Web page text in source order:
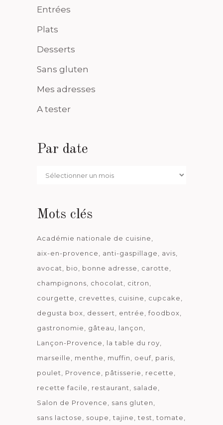
Entrées
Plats
Desserts
Sans gluten
Mes adresses
A tester
Par date
Par
Mots clés
Académie nationale de cuisine
aix-en-provence
anti-gaspillage
avis
avocat
bio bonne adresse
carotte
champignons
chocolat
citron
courgette
crevettes cuisine
cupcake
degusta box
dessert entrée
foodbox
gastronomie
gâteau
lançon
Lançon-Provence
la table du roy
marseille
menthe muffin oeuf paris
poulet
Provence pâtisserie
recette
recette facile
restaurant
salade
Salon de Provence
sans gluten
sans lactose
soupe tajine test tomate